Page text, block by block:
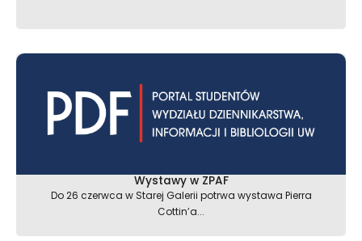
Wystawy w ZPAF
Do 26 czerwca w Starej Galerii potrwa wystawa Pierra
Cottin’a...